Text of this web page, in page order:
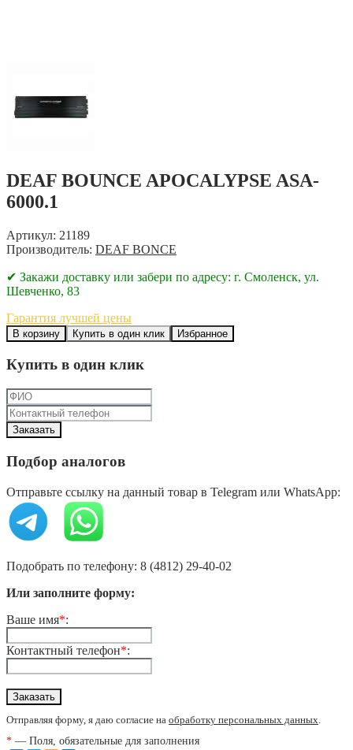
DEAF BOUNCE APOCALYPSE ASA-
6000.1
Артикул: 21189
Производитель: DEAF BONCE
✔ Закажи доставку или забери по адресу: г. Смоленск, ул.
Шевченко, 83
Гарантия лучшей цены
В корзину Купить в один клик Избранное
Купить в один клик
Подбор аналогов
Отправьте ссылку на данный товар в Telegram или WhatsApp:
Подобрать по телефону: 8 (4812) 29-40-02
Или заполните форму:
Ваше имя*:
Контактный телефон*:
Отправляя форму, я даю согласие на обработку персональных данных.
* — Поля, обязательные для заполнения